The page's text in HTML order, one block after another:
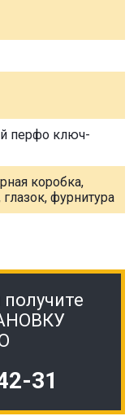
перфо ключ-
коробка,
глазок, фурнитура
31